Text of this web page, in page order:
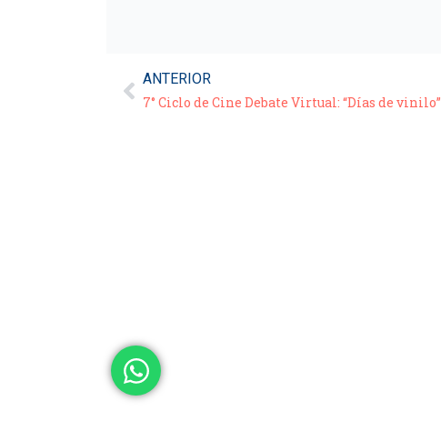
ANTERIOR
7° Ciclo de Cine Debate Virtual: “Días de vinilo”